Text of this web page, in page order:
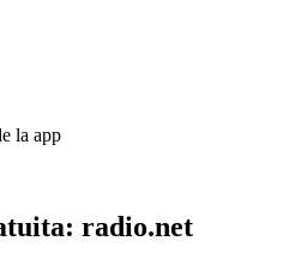
la app
radio.net